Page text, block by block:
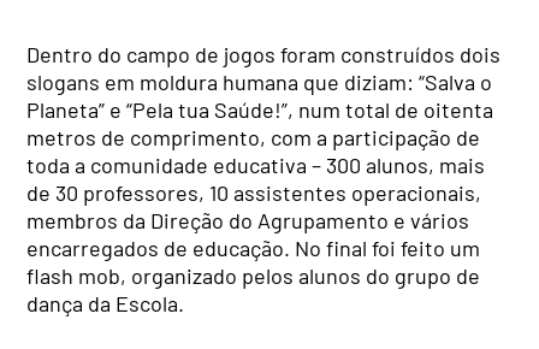
Dentro do campo de jogos foram construídos dois
slogans em moldura humana que diziam: “Salva o
Planeta” e “Pela tua Saúde!”, num total de oitenta
metros de comprimento, com a participação de
toda a comunidade educativa – 300 alunos, mais
de 30 professores, 10 assistentes operacionais,
membros da Direção do Agrupamento e vários
encarregados de educação. No final foi feito um
flash mob, organizado pelos alunos do grupo de
dança da Escola.